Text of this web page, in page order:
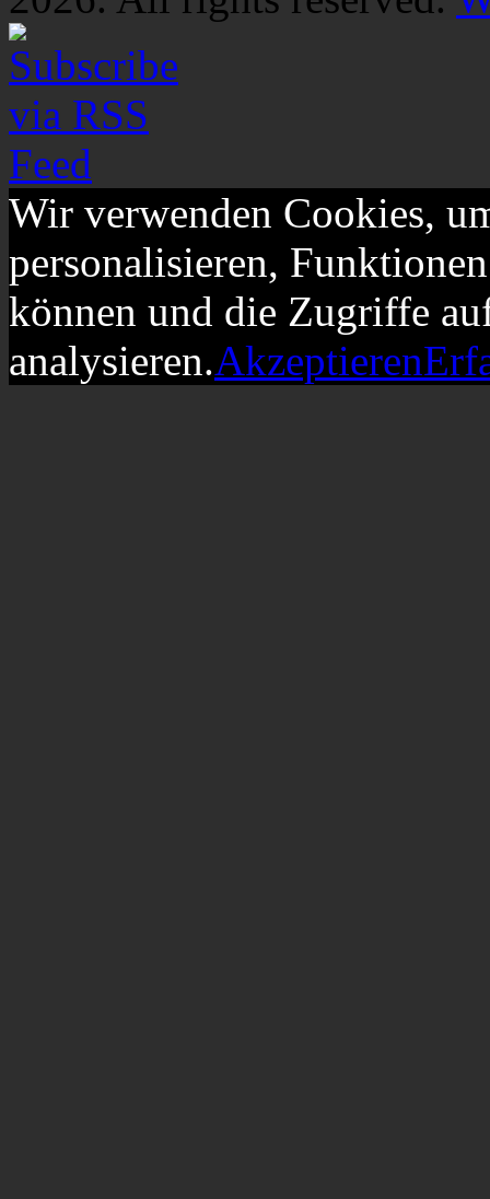
Wir verwenden Cookies,
personalisieren,
können und die Zugriffe
analysieren.Akzeptieren